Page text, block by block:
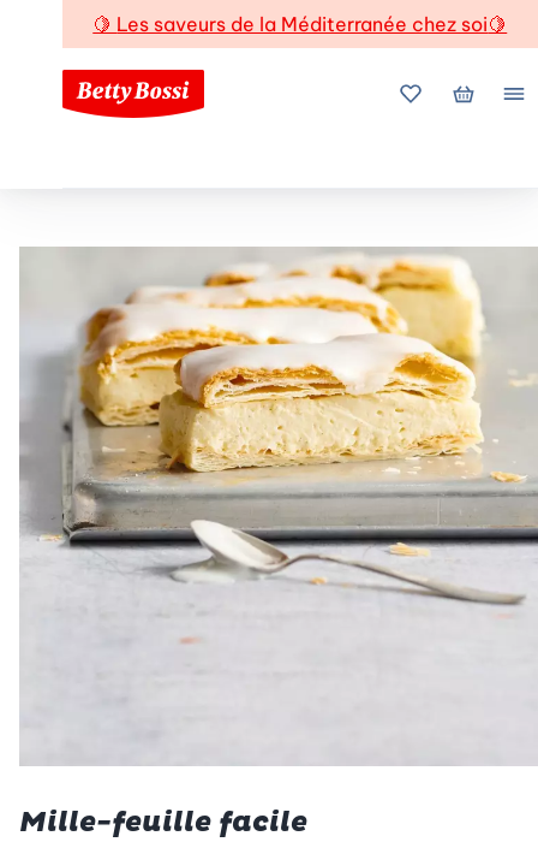
🍋 Les saveurs de la Méditerranée chez soi🍋
Mes favoris
Mon
Mille-feuille facile